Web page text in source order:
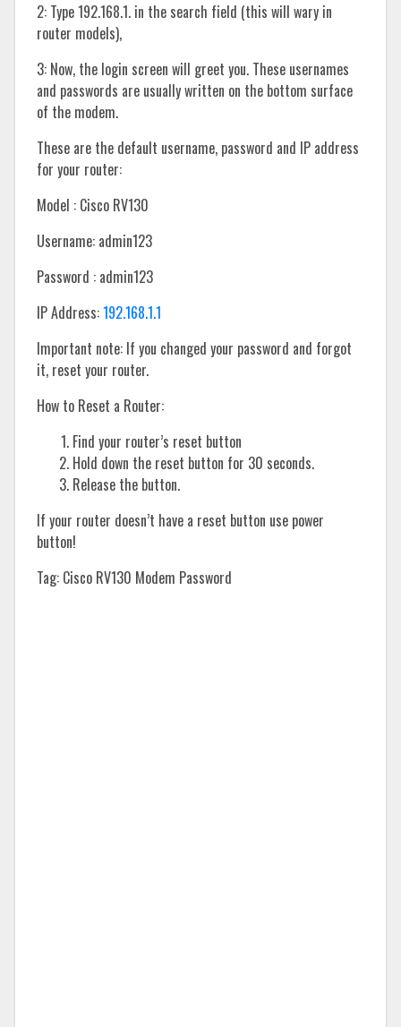
2: Type 192.168.1. in the search field (this will wary in
router models),
3: Now, the login screen will greet you. These usernames
and passwords are usually written on the bottom surface
of the modem.
These are the default username, password and IP address
for your router:
Model : Cisco RV130
Username: admin123
Password : admin123
IP Address:192.168.1.1
Important note: If you changed your password and forgot
it, reset your router.
How to Reset a Router:
Find your router’s reset button
Hold down the reset button for 30 seconds.
Release the button.
If your router doesn’t have a reset button use power
button!
Tag: Cisco RV130 Modem Password